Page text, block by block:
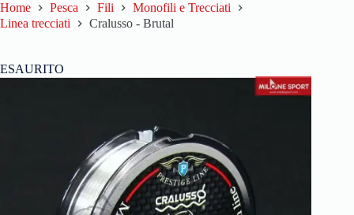
Home Pesca Fili
Monofili e Trecciati
Linea trecciati
Cralusso - Brutal
ESAURITO